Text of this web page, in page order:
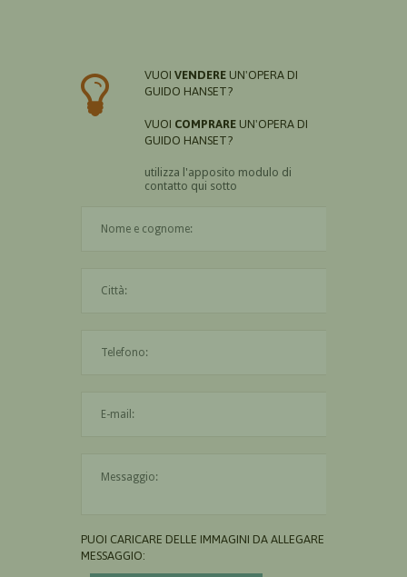
VUOI VENDERE UN'OPERA DI
GUIDO HANSET?
VUOI COMPRARE UN'OPERA DI
GUIDO HANSET?
utilizza l'apposito modulo di
contatto qui sotto
PUOI CARICARE DELLE IMMAGINI DA ALLEGARE AL
MESSAGGIO: